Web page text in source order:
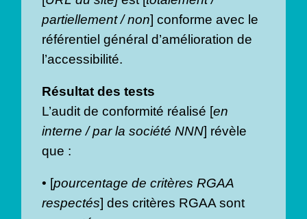
partiellement / non] conforme avec le
référentiel général d’amélioration de
l’accessibilité.
Résultat des tests
L’audit de conformité réalisé [en
interne / par la société NNN] révèle
que :
• [pourcentage de critères RGAA
respectés] des critères RGAA sont